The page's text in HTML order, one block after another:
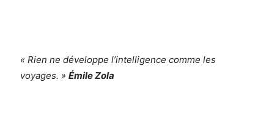
« Rien ne développe l’intelligence comme les
voyages. »Émile Zola